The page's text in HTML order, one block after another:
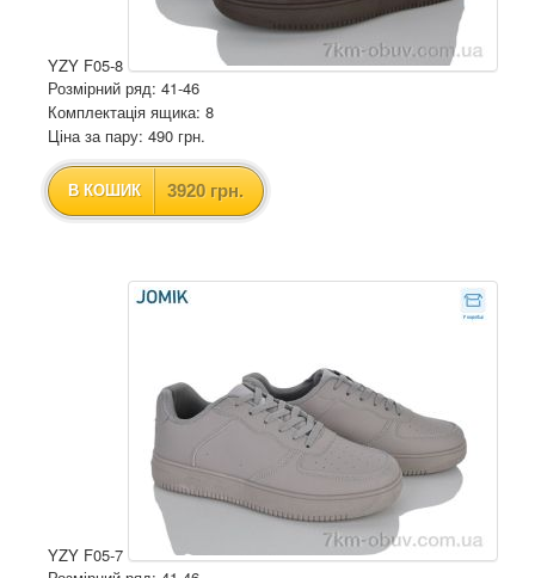
YZY F05-8
Розмірний ряд: 41-46
Комплектація ящика: 8
Ціна за пару: 490 грн.
В КОШИК 3920 грн.
YZY F05-7